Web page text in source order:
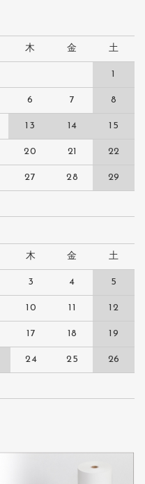
木 金 土
1
6 7 8
13 14 15
20 21 22
27 28 29
木 金 土
3 4 5
10 11 12
17 18 19
24 25 26